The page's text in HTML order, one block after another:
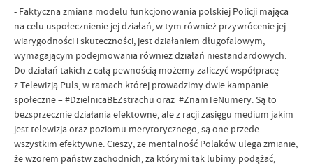
- Faktyczna zmiana modelu funkcjonowania polskiej Policji mająca
na celu uspołecznienie jej działań, w tym również przywrócenie jej
wiarygodności i skuteczności, jest działaniem długofalowym,
wymagającym podejmowania również działań niestandardowych.
Do działań takich z całą pewnością możemy zaliczyć współpracę
z Telewizją Puls, w ramach której prowadzimy dwie kampanie
społeczne – #DzielnicaBEZstrachu oraz #ZnamTeNumery. Są to
bezsprzecznie działania efektowne, ale z racji zasięgu medium jakim
jest telewizja oraz poziomu merytorycznego, są one przede
wszystkim efektywne. Cieszy, że mentalność Polaków ulega zmianie,
że wzorem państw zachodnich, za którymi tak lubimy podążać,